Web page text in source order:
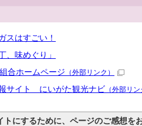
スはすごい！
、味めぐり」
合ホームページ （外部リンク）
サイト にいがた観光ナビ （外部リン
トにするために、ページのご感想を